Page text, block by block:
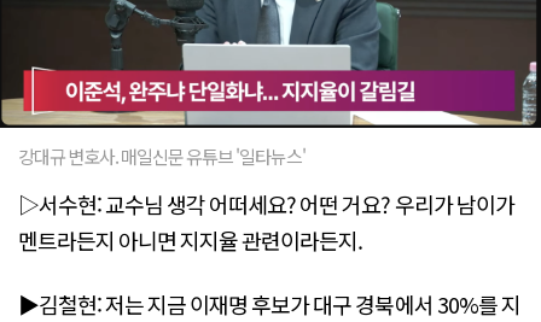
강대규 변호사. 매일신문 유튜브 '일타뉴스'
▷서수현: 교수님 생각 어떠세요? 어떤 거요? 우리가 남이가
멘트라든지 아니면 지지율 관련이라든지.
▶김철현: 저는 지금 이재명 후보가 대구 경북에서 30%를 지